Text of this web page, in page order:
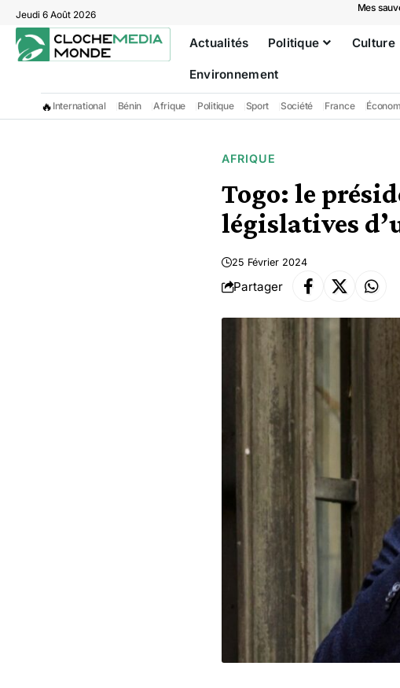
Jeudi 6 Août 2026
Mes
Actualités Politique Culture
Environnement
🔥 International Bénin Afrique Politique Sport Société France
AFRIQUE
Togo: le
législatives
25 Février 2024
Partager